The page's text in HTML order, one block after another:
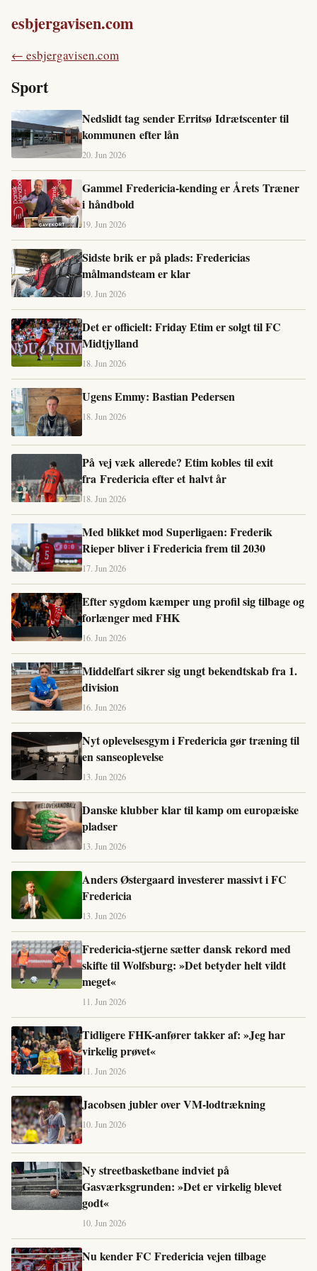
esbjergavisen.com
← esbjergavisen.com
Sport
Nedslidt tag sender Erritsø Idrætscenter til
kommunen efter lån
20. Jun 2026
Gammel Fredericia-kending er Årets Træner
i håndbold
19. Jun 2026
Sidste brik er på plads: Fredericias
målmandsteam er klar
19. Jun 2026
Det er officielt: Friday Etim er solgt til FC
Midtjylland
18. Jun 2026
Ugens Emmy: Bastian Pedersen
18. Jun 2026
På vej væk allerede? Etim kobles til exit
fra Fredericia efter et halvt år
18. Jun 2026
Med blikket mod Superligaen: Frederik
Rieper bliver i Fredericia frem til 2030
17. Jun 2026
Efter sygdom kæmper ung profil sig tilbage og
forlænger med FHK
16. Jun 2026
Middelfart sikrer sig ungt bekendtskab fra 1.
division
16. Jun 2026
Nyt oplevelsesgym i Fredericia gør træning til
en sanseoplevelse
13. Jun 2026
Danske klubber klar til kamp om europæiske
pladser
13. Jun 2026
Anders Østergaard investerer massivt i FC
Fredericia
13. Jun 2026
Fredericia-stjerne sætter dansk rekord med
skifte til Wolfsburg: »Det betyder helt vildt
meget«
11. Jun 2026
Tidligere FHK-anfører takker af: »Jeg har
virkelig prøvet«
11. Jun 2026
Jacobsen jubler over VM-lodtrækning
10. Jun 2026
Ny streetbasketbane indviet på
Gasværksgrunden: »Det er virkelig blevet
godt«
10. Jun 2026
Nu kender FC Fredericia vejen tilbage